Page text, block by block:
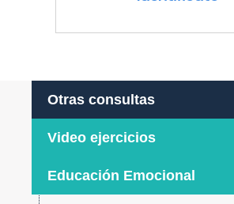
Otras consultas
Video ejercicios
Educación Emocional